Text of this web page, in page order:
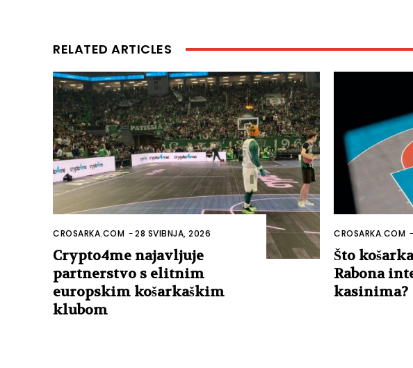
RELATED ARTICLES
CROSARKA.COM -28 SVIBNJA, 2026
Crypto4me najavljuje
partnerstvo s elitnim
europskim košarkaškim
klubom
CROSARKA.COM -
Što
Rabona
kasinima?